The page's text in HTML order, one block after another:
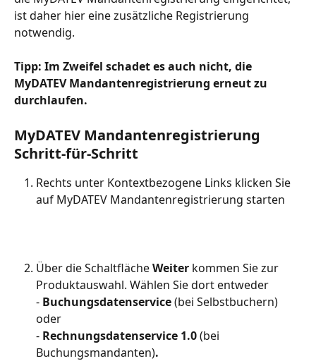
ist daher hier eine zusätzliche Registrierung
notwendig.
Tipp: Im Zweifel schadet es auch nicht, die
MyDATEV Mandantenregistrierung erneut zu
durchlaufen.
MyDATEV Mandantenregistrierung
Schritt-für-Schritt
Rechts unter Kontextbezogene Links klicken Sie
auf MyDATEV Mandantenregistrierung starten
Über die Schaltfläche Weiter kommen Sie zur
Produktauswahl. Wählen Sie dort entweder
- Buchungsdatenservice (bei Selbstbuchern)
oder
- Rechnungsdatenservice 1.0 (bei
Buchungsmandanten).